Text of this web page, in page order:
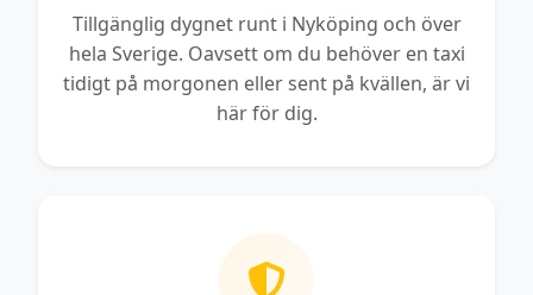
Tillgänglig dygnet runt i Nyköping och över
hela Sverige. Oavsett om du behöver en taxi
tidigt på morgonen eller sent på kvällen, är vi
här för dig.